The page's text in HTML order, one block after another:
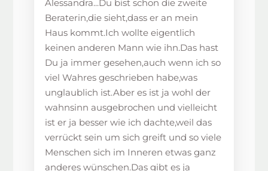
Alessandra...Du bist schon die zweite
Beraterin,die sieht,dass er an mein
Haus kommt.Ich wollte eigentlich
keinen anderen Mann wie ihn.Das hast
Du ja immer gesehen,auch wenn ich so
viel Wahres geschrieben habe,was
unglaublich ist.Aber es ist ja wohl der
wahnsinn ausgebrochen und vielleicht
ist er ja besser wie ich dachte,weil das
verrückt sein um sich greift und so viele
Menschen sich im Inneren etwas ganz
anderes wünschen.Das gibt es ja